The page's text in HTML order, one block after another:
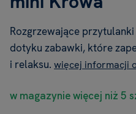
Rozgrzewające
dotyku zabawki, które
i relaksu. więcej informacji
w magazynie więcej niż 5